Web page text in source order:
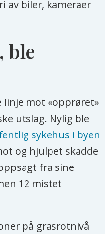
av biler, kameraer
ble
linje mot «opprøret»
utslag. Nylig ble
sykehus i byen
og hjulpet skadde
fra sine
12 mistet
på grasrotnivå